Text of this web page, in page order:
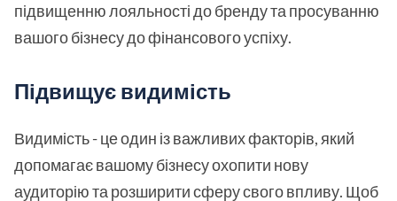
підвищенню лояльності до бренду та просуванню
вашого бізнесу до фінансового успіху.
Підвищує видимість
Видимість - це один із важливих факторів, який
допомагає вашому бізнесу охопити нову
аудиторію та розширити сферу свого впливу. Щоб